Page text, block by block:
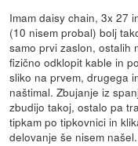
Imam daisy chain, 3x 27
(10 nisem probal) bolj
samo prvi zaslon, ostalih
fizično odklopit kable in
sliko na prvem, drugega
naštimal. Zbujanje iz
zbudijo takoj, ostalo pa
tipkam po tipkovnici in
delovanje še nisem našel.